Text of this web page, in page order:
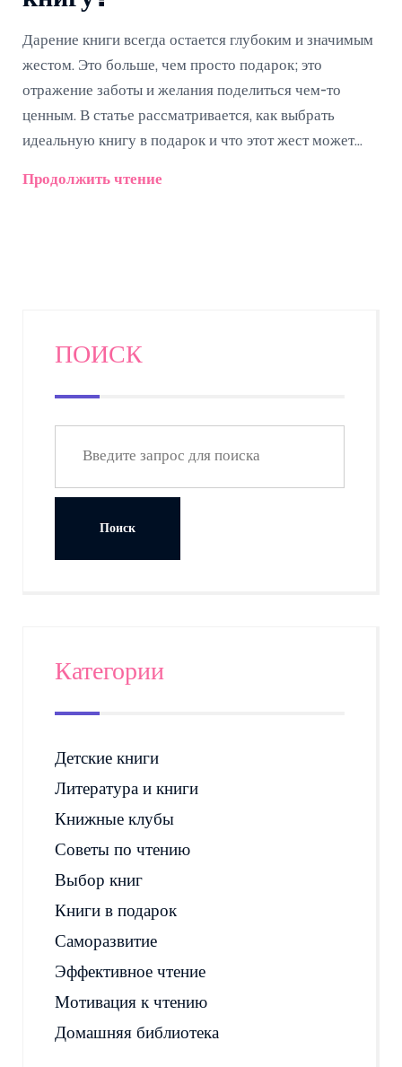
Дарение книги всегда остается глубоким и значимым
жестом. Это больше, чем просто подарок; это
отражение заботы и желания поделиться чем-то
ценным. В статье рассматривается, как выбрать
идеальную книгу в подарок и что этот жест может
практичные советы, как сделать подарок-книгу еще
Продолжить чтение
ПОИСК
Категории
Детские книги
Литература и книги
Книжные клубы
Советы по чтению
Выбор книг
Книги в подарок
Саморазвитие
Эффективное чтение
Мотивация к чтению
Домашняя библиотека